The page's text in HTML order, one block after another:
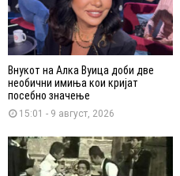
Внукот на Алка Вуица доби две
необични имиња кои кријат
посебно значење
15:01 - 9 август, 2026